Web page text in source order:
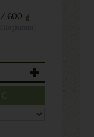
/ 600 g
€